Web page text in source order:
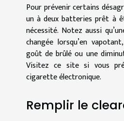
Pour prévenir certains
un à deux batteries prêt à
nécessité. Notez aussi
changée lorsqu’en
goût de brûlé ou une
Visitez ce site si vous
cigarette électronique.
Remplir le